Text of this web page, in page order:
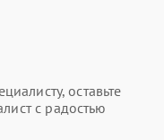
оставьте
с радостью